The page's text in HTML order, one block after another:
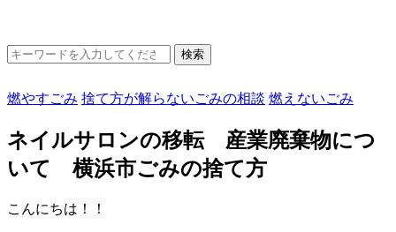
燃やすごみ 捨て方が解らないごみの相談 燃えないごみ
ネイルサロンの移転 産業廃棄物につ
いて 横浜市ごみの捨て方
こんにちは！！